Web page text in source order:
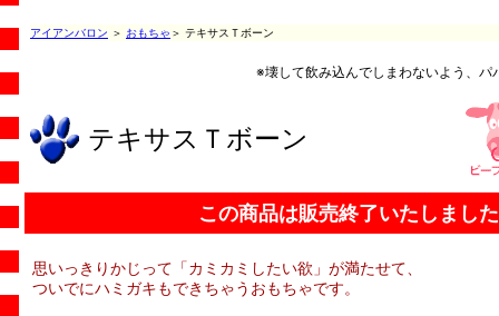
アイアンバロン ＞ おもちゃ ＞ テキサスＴボーン
※壊して飲み込んでしまわないよう、パ
テキサスＴボーン
この商品は販売終了いたしまし
思いっきりかじって「カミカミしたい欲」が満たせて、
ついでにハミガキもできちゃうおもちゃです。